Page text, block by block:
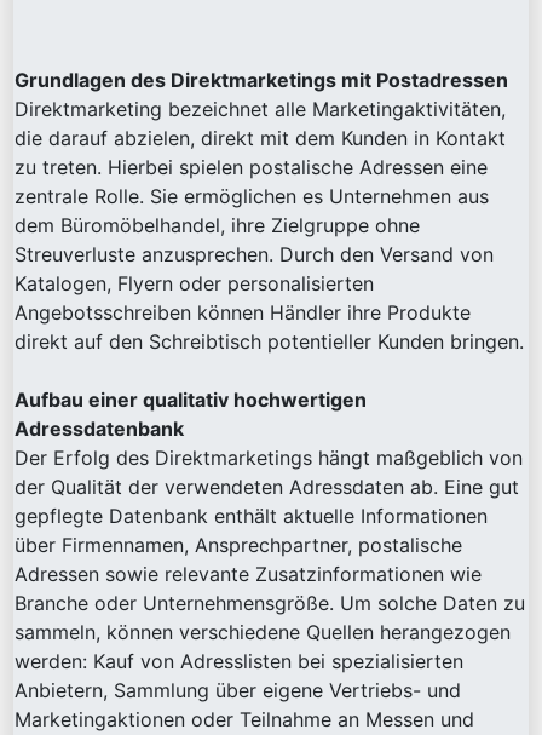
Grundlagen des Direktmarketings mit Postadressen
Direktmarketing bezeichnet alle Marketingaktivitäten,
die darauf abzielen, direkt mit dem Kunden in Kontakt
zu treten. Hierbei spielen postalische Adressen eine
zentrale Rolle. Sie ermöglichen es Unternehmen aus
dem Büromöbelhandel, ihre Zielgruppe ohne
Streuverluste anzusprechen. Durch den Versand von
Katalogen, Flyern oder personalisierten
Angebotsschreiben können Händler ihre Produkte
direkt auf den Schreibtisch potentieller Kunden bringen.
Aufbau einer qualitativ hochwertigen
Adressdatenbank
Der Erfolg des Direktmarketings hängt maßgeblich von
der Qualität der verwendeten Adressdaten ab. Eine gut
gepflegte Datenbank enthält aktuelle Informationen
über Firmennamen, Ansprechpartner, postalische
Adressen sowie relevante Zusatzinformationen wie
Branche oder Unternehmensgröße. Um solche Daten zu
sammeln, können verschiedene Quellen herangezogen
werden: Kauf von Adresslisten bei spezialisierten
Anbietern, Sammlung über eigene Vertriebs- und
Marketingaktionen oder Teilnahme an Messen und